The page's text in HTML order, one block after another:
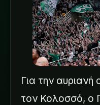
Για την
τον Κολοσσό, ο